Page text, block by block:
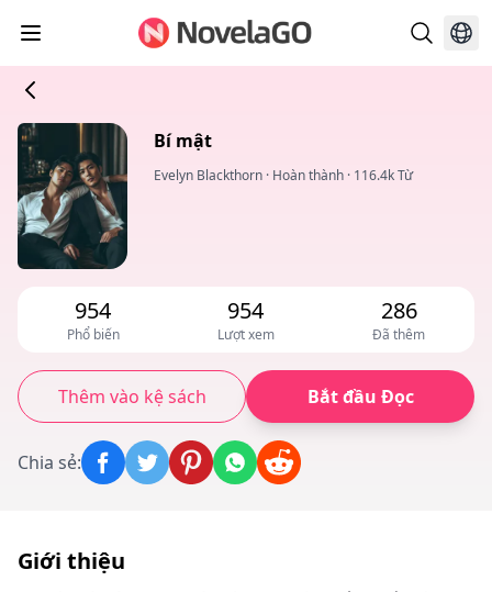
Bí mật
Evelyn Blackthorn · Hoàn thành · 116.4k Từ
954
Phổ biến
954
Lượt xem
286
Đã thêm
Thêm vào kệ sách Bắt đầu Đọc
Chia sẻ:
Giới thiệu